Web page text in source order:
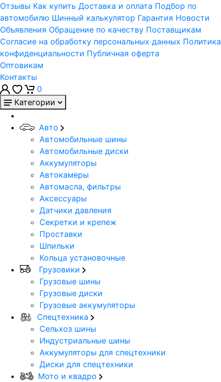
Отзывы Как купить Доставка и оплата Подбор по
автомобилю Шинный калькулятор Гарантия Новости
Объявления Обращение по качеству Поставщикам
Согласие на обработку персональных данных Политика
конфиденциальности Публичная оферта
Оптовикам
Контакты
0
Категории
Авто
Автомобильные шины
Автомобильные диски
Аккумуляторы
Автокамеры
Автомасла, фильтры
Аксессуары
Датчики давления
Секретки и крепеж
Проставки
Шпильки
Кольца установочные
Грузовики
Грузовые шины
Грузовые диски
Грузовые аккумуляторы
Спецтехника
Сельхоз шины
Индустриальные шины
Аккумуляторы для спецтехники
Диски для спецтехники
Мото и квадро